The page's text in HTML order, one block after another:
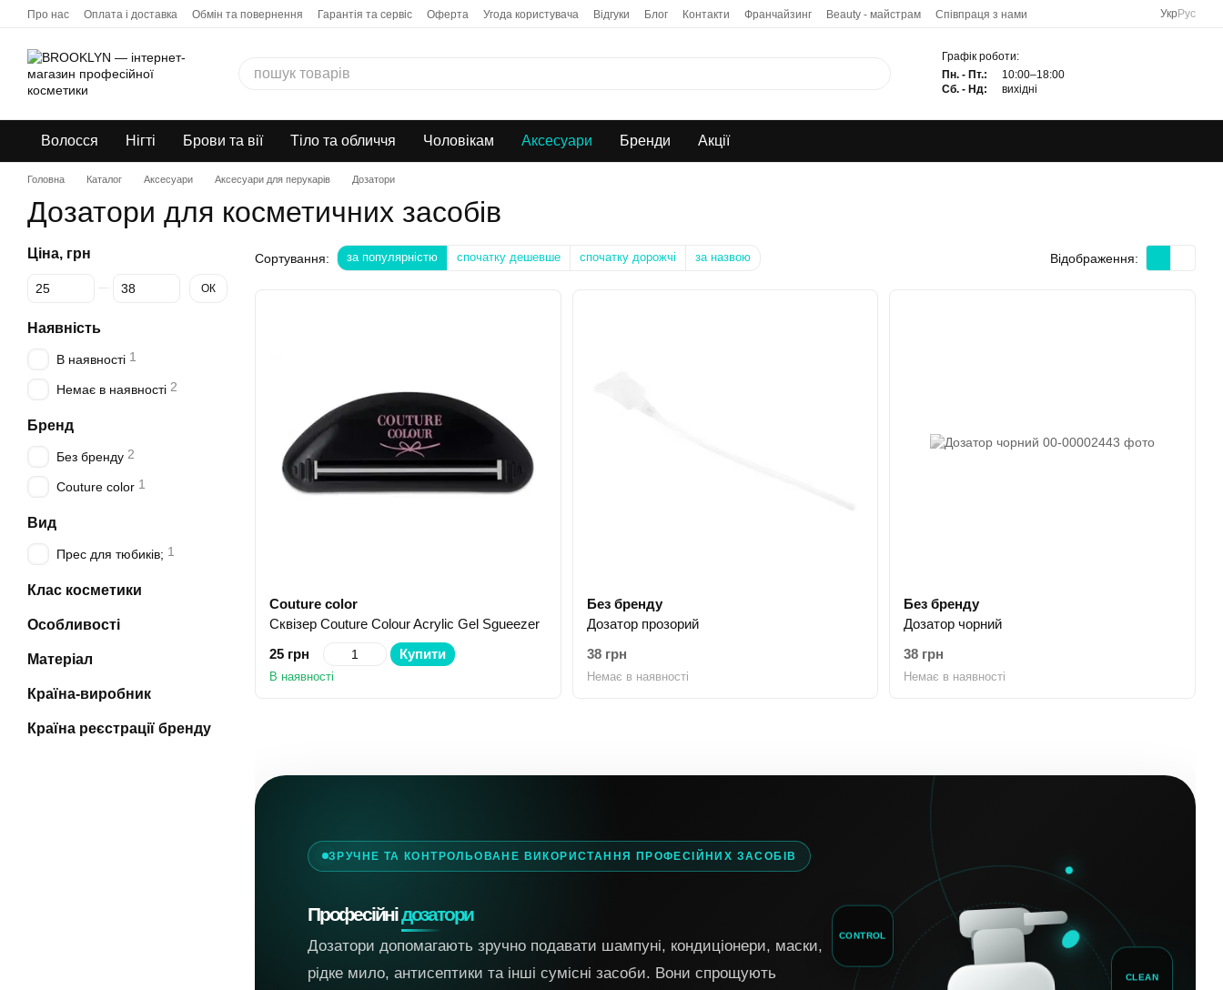
Перейти до основного контенту
Про нас Оплата і доставка Обмін та повернення Гарантія та сервіс Оферта Угода користувача Відгуки Блог Контакти Франчайзинг Beauty - майстрам
Співпраця з нами
Укр Рус
Графік роботи:
Пн. - Пт.:
10:00–18:00
Сб. - Нд:
вихідні
Волосся Нігті Брови та вії Тіло та обличчя Чоловікам Аксесуари Бренди Акції
Головна Каталог Аксесуари Аксесуари для перукарів Дозатори
Дозатори для косметичних засобів
Сортування: за популярністю спочатку дешевше спочатку дорожчі за назвою Відображення:
ЗРУЧНЕ ТА КОНТРОЛЬОВАНЕ ВИКОРИСТАННЯ ПРОФЕСІЙНИХ ЗАСОБІВ
Професійнідозатори
Дозатори допомагають зручно подавати шампуні, кондиціонери, маски,
рідке мило, антисептики та інші сумісні засоби. Вони спрощують
CLEAN
Couture color
Сквізер Couture Colour Acrylic Gel Sgueezer
25 грн
Купити
В наявності
Без бренду
Дозатор прозорий
38 грн
Немає в наявності
Без бренду
Дозатор чорний
38 грн
Немає в наявності
Ціна, грн
Від Ціна, грн
До Ціна, грн ОК
Наявність
В наявності 1
Немає в наявності 2
Бренд
Без бренду 2
Couture color 1
Вид
Прес для тюбиків; 1
Клас косметики
Особливості
Матеріал
Країна-виробник
Країна реєстрації бренду